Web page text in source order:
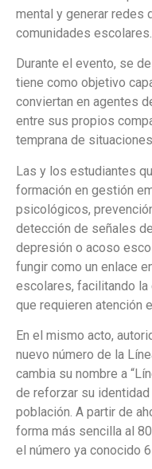
mental y generar redes
comunidades escolares.
Durante el evento, se
tiene como objetivo
conviertan en agentes
entre sus propios
temprana de
Las y los estudiantes
formación en gestión
psicológicos,
detección de señales
depresión o acoso
fungir como un enlace
escolares, facilitando la
que requieren atención
En el mismo acto,
nuevo número de la
cambia su nombre a
de reforzar su
población. A partir de
forma más sencilla al
el número ya conocido